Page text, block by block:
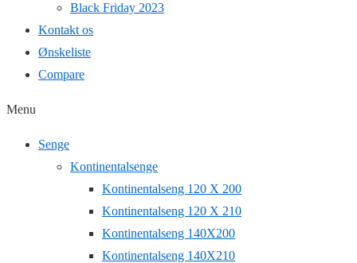
Black Friday 2023
Kontakt os
Ønskeliste
Compare
Menu
Senge
Kontinentalsenge
Kontinentalseng 120 X 200
Kontinentalseng 120 X 210
Kontinentalseng 140X200
Kontinentalseng 140X210